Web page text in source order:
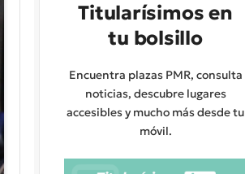
Titularísimos en
tu bolsillo
Encuentra plazas PMR, consulta
noticias, descubre lugares
accesibles y mucho más desde tu
móvil.